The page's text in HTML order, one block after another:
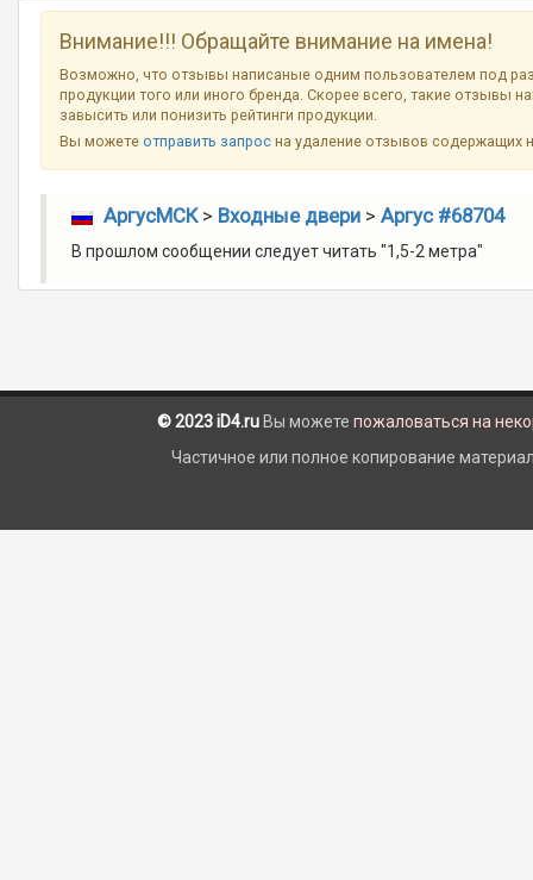
Внимание!!! Обращайте внимание на имена!
Возможно, что отзывы написаные одним пользователем под
продукции того или иного бренда. Скорее всего, такие отзывы
завысить или понизить рейтинги продукции.
Вы можетеотправить запрос на удаление отзывов
АргуcМСК> Входные двери> Аргус #68704
В прошлом сообщении следует читать "1,5-2 метра"
© 2023 iD4.ru Вы можете пожаловаться на
Частичное или полное копирование